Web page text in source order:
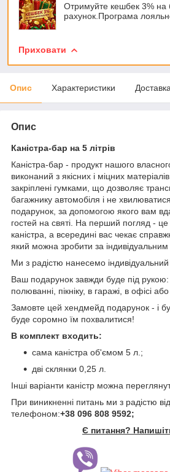
Отримуйте кешбек 3% на
рахунок.Програма
Приховати
Опис Характеристики Доставка
Опис
Каністра-бар на 5 літрів
Каністра-бар - продукт нашого
виконаний з якісних і міцних
закріплені гумками, що дозволяє
багажнику автомобіля і не хвилюватися
подарунок, за допомогою якого вам
гостей на святі. На перший погляд -
каністра, а всередині вас чекає
який можна зробити за індивідуальним
Ми з радістю нанесемо
Ваш подарунок завжди буде під рукою:
полюванні, пікніку, в гаражі, в офісі або
Замовте цей хендмейд подарунок - і
буде соромно їм похвалитися!
В комплект входить:
сама каністра об'ємом 5 л.;
дві склянки 0,25 л.
Інші варіанти каністр можна
При виникненні питань ми з радістю
телефоном:+38 096 808 9592;
Є питання?